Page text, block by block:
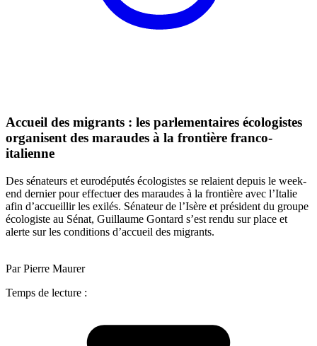
Accueil des migrants : les parlementaires écologistes
organisent des maraudes à la frontière franco-
italienne
Des sénateurs et eurodéputés écologistes se relaient depuis le week-
end dernier pour effectuer des maraudes à la frontière avec l’Italie
afin d’accueillir les exilés. Sénateur de l’Isère et président du groupe
écologiste au Sénat, Guillaume Gontard s’est rendu sur place et
alerte sur les conditions d’accueil des migrants.
Par Pierre Maurer
Temps de lecture :